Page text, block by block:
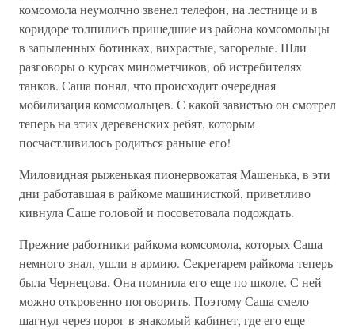
комсомола неумолчно звенел телефон, на лестнице и в
коридоре толпились пришедшие из района комсомольцы
в запыленных ботинках, вихрастые, загорелые. Шли
разговоры о курсах минометчиков, об истребителях
танков. Саша понял, что происходит очередная
мобилизация комсомольцев. С какой завистью он смотрел
теперь на этих деревенских ребят, которым
посчастливилось родиться раньше его!
Миловидная рыженькая пионервожатая Машенька, в эти
дни работавшая в райкоме машинисткой, приветливо
кивнула Саше головой и посоветовала подождать.
Прежние работники райкома комсомола, которых Саша
немного знал, ушли в армию. Секретарем райкома теперь
была Чернецова. Она помнила его еще по школе. С ней
можно откровенно поговорить. Поэтому Саша смело
шагнул через порог в знакомый кабинет, где его еще